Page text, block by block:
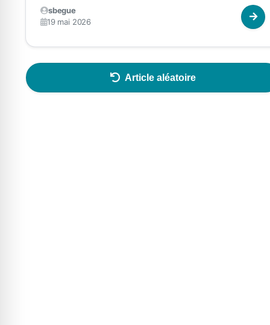
sbegue
19 mai 2026
Article aléatoire